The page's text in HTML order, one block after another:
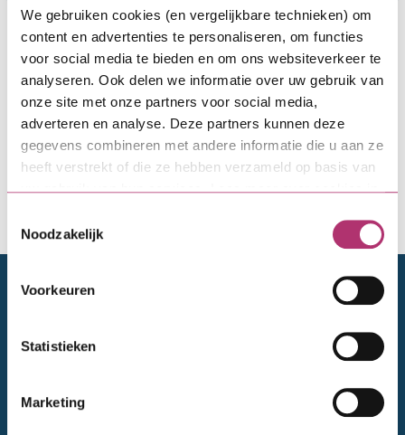
We gebruiken cookies (en vergelijkbare technieken) om
content en advertenties te personaliseren, om functies
voor social media te bieden en om ons websiteverkeer te
analyseren. Ook delen we informatie over uw gebruik van
onze site met onze partners voor social media,
adverteren en analyse. Deze partners kunnen deze
gegevens combineren met andere informatie die u aan ze
heeft verstrekt of die ze hebben verzameld op basis van
uw gebruik van hun services. Lees meer over cookies in
Noodzakelijk
Voorkeuren
Statistieken
Marketing
In de ‘Verklaring eigendomsstructuur en gebruik
appartementsrechten’ vertel je ons wie de
eigenaren binnen je VvE zijn. Zijn het bewoners of
verhuren ze woonruimte, een winkel of kantoor? En
gaat het om particuliere of commerciële partijen?
Zo weten wij aan wie we de lening verstrekken. De
ingevulde verklaring stuur je mee met de
Verklaring gebruik appartementsrechten
Doelgroepen
Bedrijven en ontwikkelaars